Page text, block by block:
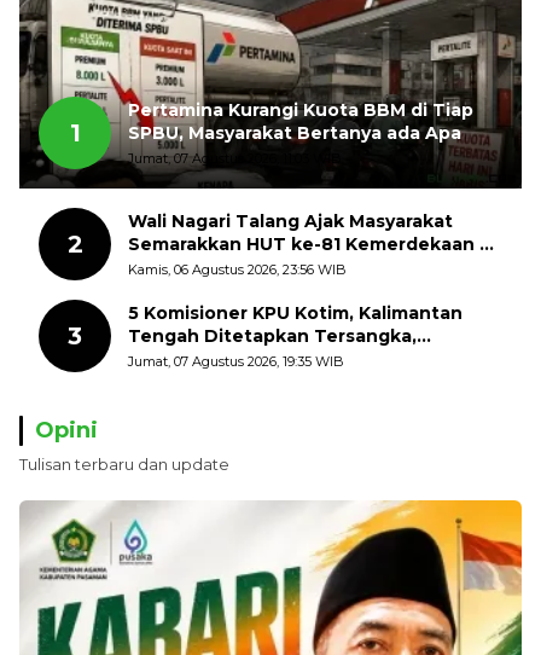
1
Pertamina Kurangi Kuota BBM di Tiap
SPBU, Masyarakat Bertanya ada Apa
Jumat, 07 Agustus 2026, 11:03 WIB
2
Wali Nagari Talang Ajak Masyarakat
Semarakkan HUT ke-81 Kemerdekaan RI
dengan Mengibarkan Bendera Merah
Kamis, 06 Agustus 2026, 23:56 WIB
3
5 Komisioner KPU Kotim, Kalimantan
Tengah Ditetapkan Tersangka,
Kerugian Negara ditaksir 10 Milyard
Jumat, 07 Agustus 2026, 19:35 WIB
Opini
Tulisan terbaru dan update